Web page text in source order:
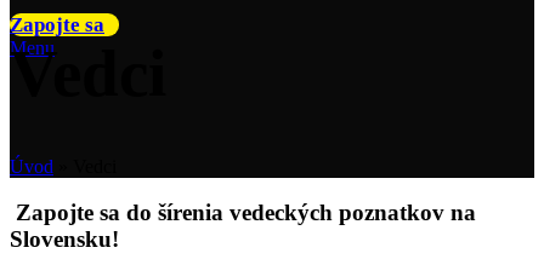
Zapojte sa
Menu
Vedci
Úvod
Zapojte sa do šírenia vedeckých poznatkov na
Slovensku!